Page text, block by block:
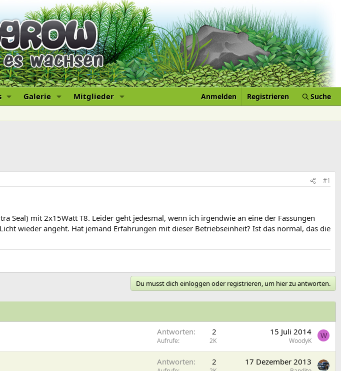
Galerie Mitglieder Anmelden Registrieren Suche
#1
Seal) mit 2x15Watt T8. Leider geht jedesmal, wenn ich irgendwie an eine der Fassungen
wieder angeht. Hat jemand Erfahrungen mit dieser Betriebseinheit? Ist das normal, das die
Du musst dich einloggen oder registrieren, um hier zu antworten.
Antworten 2
Aufrufe 2K
15 Juli 2014
WoodyK
W
Antworten 2 17 Dezember 2013